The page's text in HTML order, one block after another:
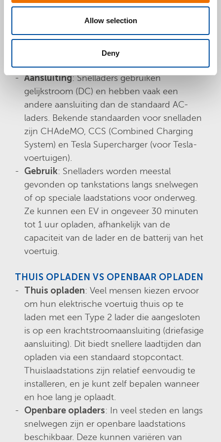
Allow selection
Deny
Oplaadsnelheid: Zeer snel. Deze laders
kunnen opladen met een vermogen van 50
kW tot 350 kW of zelfs meer, waardoor ze
ideaal zijn voor snel opladen onderweg.
Aansluiting: Snelladers gebruiken
gelijkstroom (DC) en hebben vaak een
andere aansluiting dan de standaard AC-
laders. Bekende standaarden voor snelladen
zijn CHAdeMO, CCS (Combined Charging
System) en Tesla Supercharger (voor Tesla-
voertuigen).
Gebruik: Snelladers worden meestal
gevonden op tankstations langs snelwegen
of op speciale laadstations voor onderweg.
Ze kunnen een EV in ongeveer 30 minuten
tot 1 uur opladen, afhankelijk van de
capaciteit van de lader en de batterij van het
voertuig.
THUIS OPLADEN VS OPENBAAR OPLADEN
Thuis opladen: Veel mensen kiezen ervoor
om hun elektrische voertuig thuis op te
laden met een Type 2 lader die aangesloten
is op een krachtstroomaansluiting (driefasige
aansluiting). Dit biedt snellere laadtijden dan
opladen via een standaard stopcontact.
Thuislaadstations zijn relatief eenvoudig te
installeren, en je kunt zelf bepalen wanneer
en hoe lang je oplaadt.
Openbare opladers: In veel steden en langs
snelwegen zijn er openbare laadstations
beschikbaar. Deze kunnen variëren van